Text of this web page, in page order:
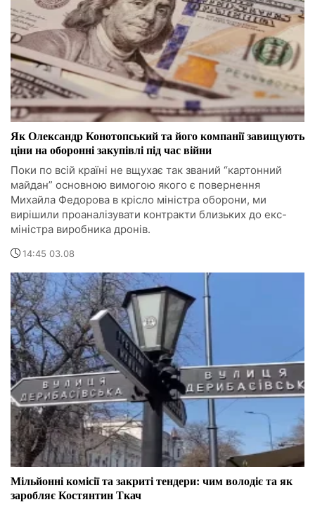
Як Олександр Конотопський та його компанії завищують
ціни на оборонні закупівлі під час війни
Поки по всій країні не вщухає так званий “картонний
майдан” основною вимогою якого є повернення
Михайла Федорова в крісло міністра оборони, ми
вирішили проаналізувати контракти близьких до екс-
міністра виробника дронів.
14:45 03.08
Мільйонні комісії та закриті тендери: чим володіє та як
заробляє Костянтин Ткач